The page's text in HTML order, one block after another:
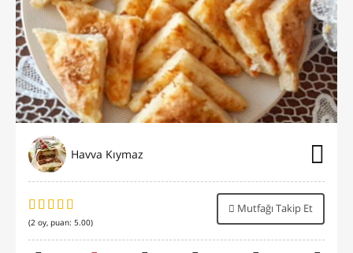
Havva Kıymaz
(2 oy, puan: 5.00)
Mutfağı Takip Et